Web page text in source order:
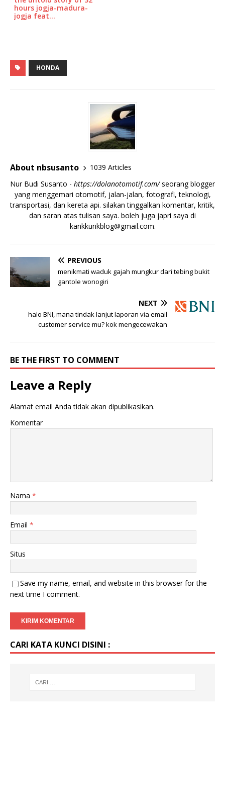
hours jogja-madura-
jogja feat…
HONDA
About nbsusanto
1039 Articles
Nur Budi Susanto - https://dolanotomotif.com/seorang blogger
yang menggemari otomotif, jalan-jalan, fotografi, teknologi,
transportasi, dan kereta api. silakan tinggalkan komentar, kritik,
dan saran atas tulisan saya. boleh juga japri saya di
kankkunkblog@gmail.com.
PREVIOUS
menikmati waduk gajah mungkur dari tebing bukit
gantole wonogiri
NEXT
halo BNI, mana tindak lanjut laporan via email
customer service mu? kok mengecewakan
BE THE FIRST TO COMMENT
Leave a Reply
Alamat email Anda tidak akan dipublikasikan.
Komentar
Nama *
Email *
Situs
Save my name, email, and website in this browser for the
next time I comment.
CARI KATA KUNCI DISINI :